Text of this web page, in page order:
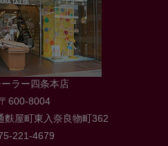
ラー四条本店
600-8004
麩屋町東入奈良物町362
221-4679